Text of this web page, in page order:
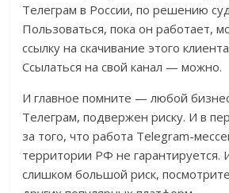
Телеграм в России, по решению
Пользоваться, пока он работает,
ссылку на скачивание этого
Ссылаться на свой канал — можно.
И главное помните — любой
Телеграм, подвержен риску. И в
за того, что работа Telegram-
территории РФ не гарантируется.
слишком большой риск,